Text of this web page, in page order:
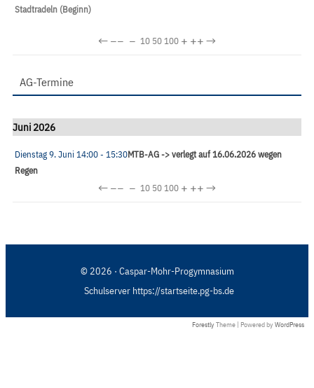
Stadtradeln (Beginn)
←−− − 10 50100 + ++→
AG-Termine
Juni 2026
Dienstag 9. Juni 14:00- 15:30MTB-AG -> verlegt auf 16.06.2026 wegen
Regen
←−− − 10 50100 + ++→
© 2026 · Caspar-Mohr-Progymnasium
Schulserver https://startseite.pg-bs.de
Forestly Theme | Powered by WordPress